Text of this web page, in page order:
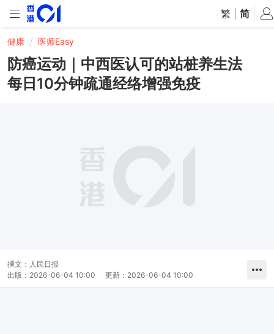
繁 简
健康 医师Easy
防癌运动｜中西医认可的站桩养生法
每日10分钟疏通经络增强免疫
撰文： 人民日报
出版： 2026-06-04 10:00 更新： 2026-06-04 10:00